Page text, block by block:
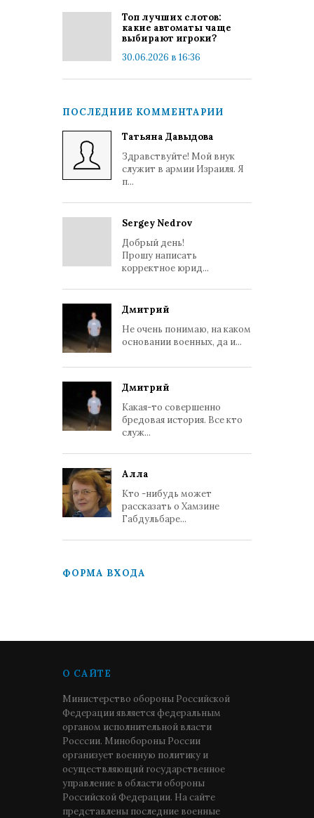
Топ лучших слотов:
какие автоматы чаще
выбирают игроки?
30.06.2026 в 16:36
ПОСЛЕДНИЕ КОММЕНТАРИИ
Татьяна Давыдова
Здравствуйте! Мой внук
служит в армии Израиля. Я
п...
Sergey Nedrov
Добрый день!
Прошу написать
корректное юрид...
Дмитрий
Не очень понимаю, на каком
основании военных, да и...
Дмитрий
Какая-то совершенно
бредовая история. Все кто
служ...
Алла
Кто -нибудь может
рассказать о Хамзине
Габдульбаре...
ФОРМА ВХОДА
О САЙТЕ
Министерство обороны Российской
Федерации является федеральным
органом исполнительной власти
Росссии. Минобороны России
организует военную политику и
осуществляющий государственное
управление в области обороны
Российской Федерации. На сайте
представлены последние военные